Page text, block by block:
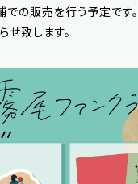
での販売を行う予定です。
致します。